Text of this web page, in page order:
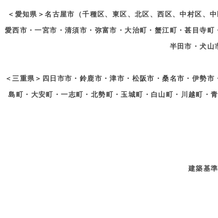
＜愛知県＞名古屋市（千種区、東区、北区、西区、中村区、
愛西市・一宮市・清須市・弥富市・大治町・蟹江町・甚目寺
半田市・犬山
＜三重県＞四日市市・鈴鹿市・津市・松阪市・桑名市・伊勢
島町・大安町・一志町・北勢町・玉城町・白山町・川越町・
建築基